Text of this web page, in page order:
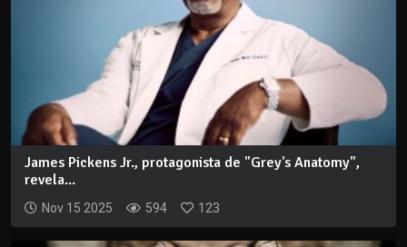
James Pickens Jr., protagonista de "Grey's Anatomy",
revela...
Nov 15 2025 594 123